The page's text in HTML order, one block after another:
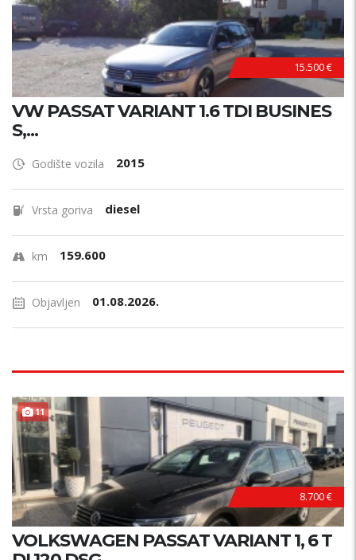
15.500 €
VW PASSAT VARIANT 1.6 TDI BUSINES
S,...
Godište vozila 2015
Vrsta goriva diesel
km 159.600
Objavljen 01.08.2026.
11
8.700 €
VOLKSWAGEN PASSAT VARIANT 1, 6 T